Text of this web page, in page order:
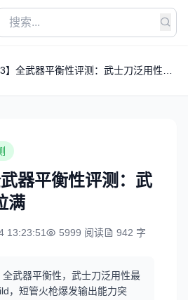
3】全武器平衡性评测：武士刀泛用性拉
武器平衡性评测：武
满
13:23:51 5999 阅读 942 字
武器平衡性，武士刀泛用性最
，短管火枪爆发输出能力突